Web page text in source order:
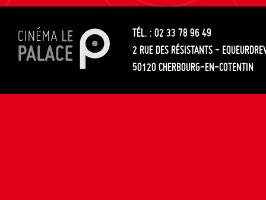
TÉL. : 02 33 78 96 49
2 RUE DES RÉSISTANTS -
50120 CHERBOURG-EN-COTENTIN